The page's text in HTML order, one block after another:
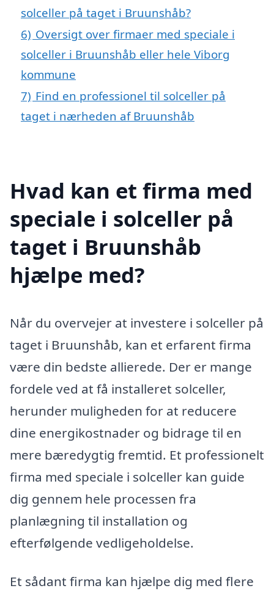
solceller på taget i Bruunshåb?
6) Oversigt over firmaer med speciale i
solceller i Bruunshåb eller hele Viborg
kommune
7) Find en professionel til solceller på
taget i nærheden af Bruunshåb
Hvad kan et firma med
speciale i solceller på
taget i Bruunshåb
hjælpe med?
Når du overvejer at investere i solceller på
taget i Bruunshåb, kan et erfarent firma
være din bedste allierede. Der er mange
fordele ved at få installeret solceller,
herunder muligheden for at reducere
dine energikostnader og bidrage til en
mere bæredygtig fremtid. Et professionelt
firma med speciale i solceller kan guide
dig gennem hele processen fra
planlægning til installation og
efterfølgende vedligeholdelse.
Et sådant firma kan hjælpe dig med flere